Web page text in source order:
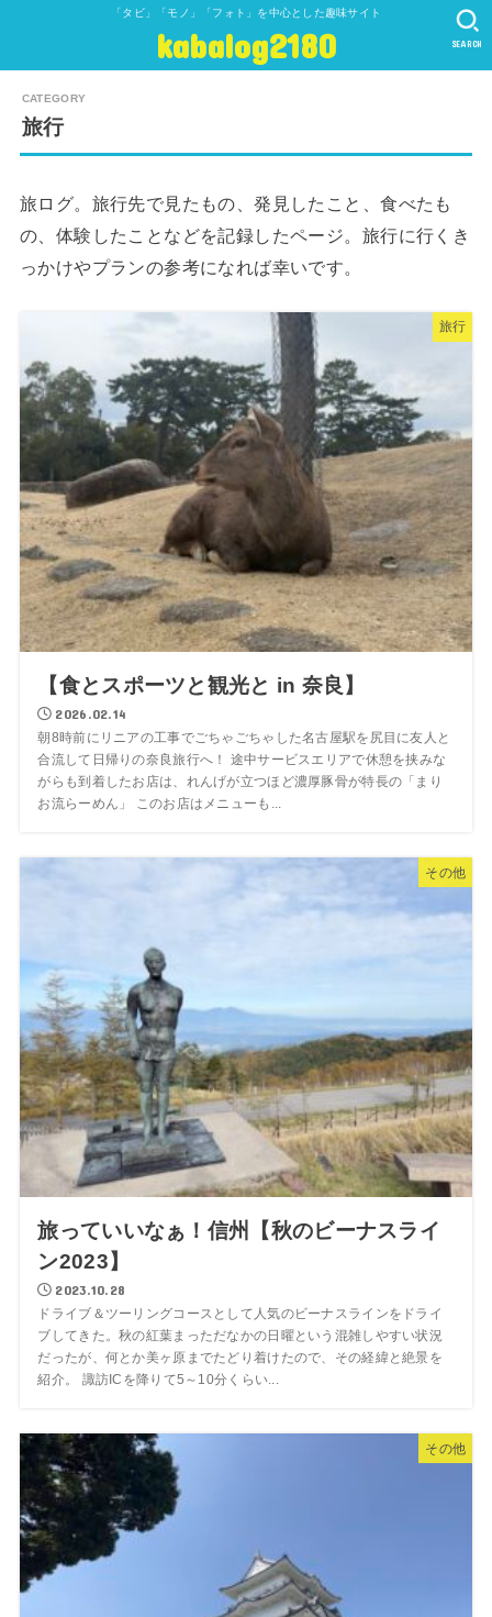
「タビ」「モノ」「フォト」を中心とした趣味サイト
kabalog2180 SEARCH
旅行
旅ログ。旅行先で見たもの、発見したこと、食べたも
の、体験したことなどを記録したページ。旅行に行くき
っかけやプランの参考になれば幸いです。
旅行
【食とスポーツと観光と in 奈良】
2026.02.14
朝8時前にリニアの工事でごちゃごちゃした名古屋駅を尻目に友人と
合流して日帰りの奈良旅行へ！ 途中サービスエリアで休憩を挟みな
がらも到着したお店は、れんげが立つほど濃厚豚骨が特長の「まり
お流らーめん」 このお店はメニューも...
その他
旅っていいなぁ！信州【秋のビーナスライ
ン2023】
2023.10.28
ドライブ＆ツーリングコースとして人気のビーナスラインをドライ
ブしてきた。秋の紅葉まっただなかの日曜という混雑しやすい状況
だったが、何とか美ヶ原までたどり着けたので、その経緯と絶景を
紹介。 諏訪ICを降りて5～10分くらい...
その他